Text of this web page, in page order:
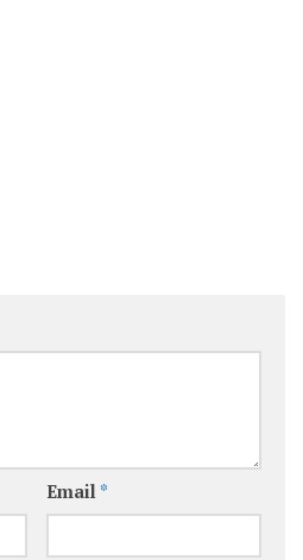
Email *